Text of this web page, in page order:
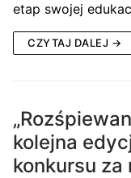
etap swojej
CZYTAJ DALEJ →
kolejna
konkursu za